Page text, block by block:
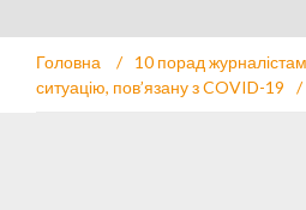
Головна /
10 порад
ситуацію, пов’язану з COVID-19
/